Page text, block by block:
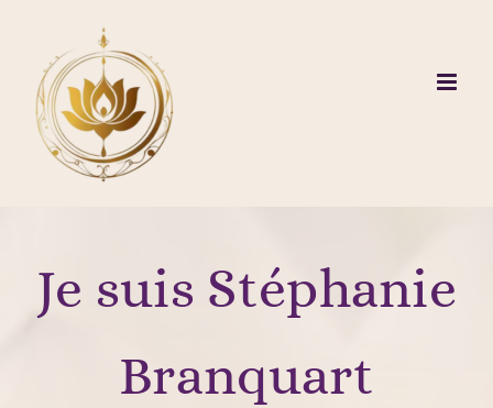
contenu
Je suis Stéphanie
Branquart